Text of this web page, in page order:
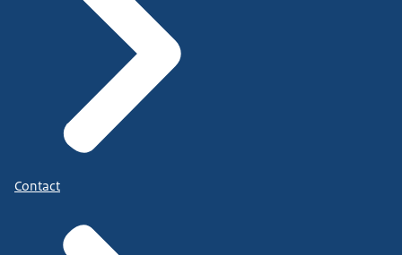
Contact